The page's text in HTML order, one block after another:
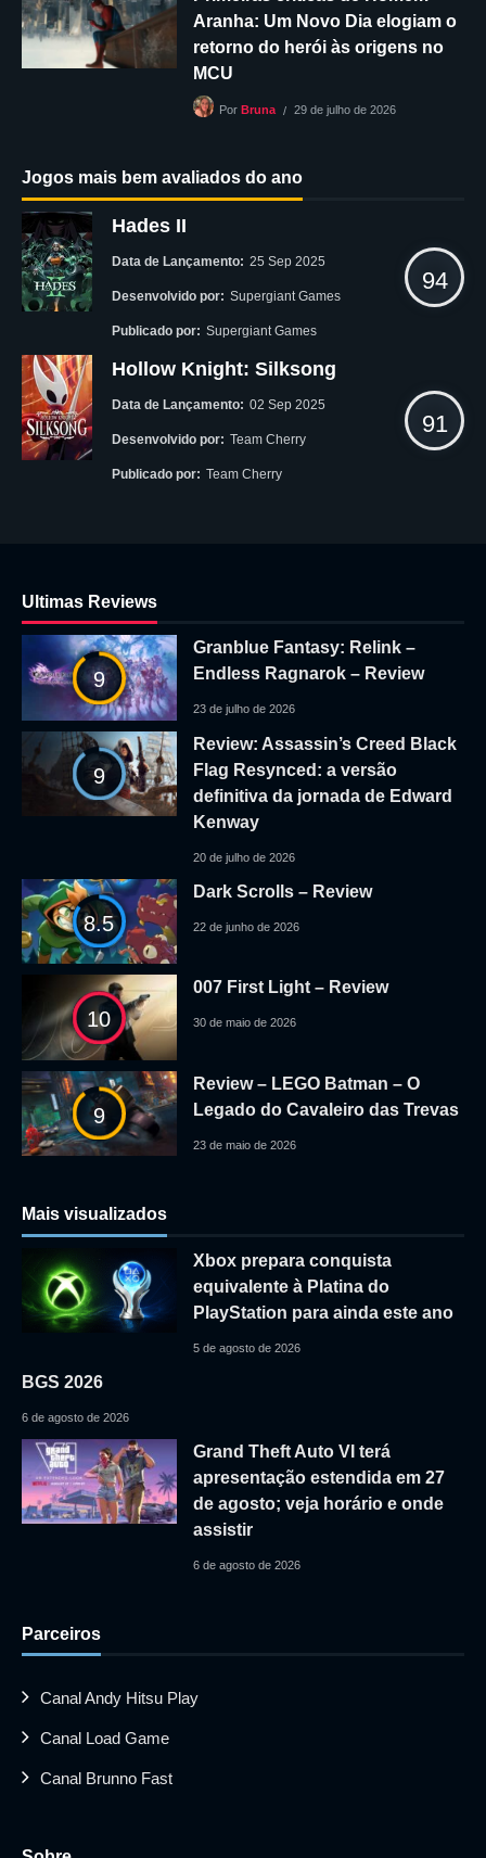
Aranha: Um Novo Dia elogiam o
retorno do herói às origens no
MCU
Por Bruna 29 de julho de 2026
Jogos mais bem avaliados do ano
Hades II
Data de Lançamento: 25 Sep 2025
Desenvolvido por: Supergiant Games
Publicado por: Supergiant Games
94
Hollow Knight: Silksong
Data de Lançamento: 02 Sep 2025
Desenvolvido por: Team Cherry
Publicado por: Team Cherry
91
Ultimas Reviews
9
Granblue Fantasy: Relink –
Endless Ragnarok – Review
23 de julho de 2026
9
Review: Assassin’s Creed Black
Flag Resynced: a versão
definitiva da jornada de Edward
Kenway
20 de julho de 2026
8.5
Dark Scrolls – Review
22 de junho de 2026
10
007 First Light – Review
30 de maio de 2026
9
Review – LEGO Batman – O
Legado do Cavaleiro das Trevas
23 de maio de 2026
Mais visualizados
Xbox prepara conquista
equivalente à Platina do
PlayStation para ainda este ano
5 de agosto de 2026
BGS 2026
6 de agosto de 2026
Grand Theft Auto VI terá
apresentação estendida em 27
de agosto; veja horário e onde
assistir
6 de agosto de 2026
Parceiros
Canal Andy Hitsu Play
Canal Load Game
Canal Brunno Fast